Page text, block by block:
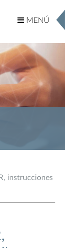
MENÚ
MENÚ
instrucciones